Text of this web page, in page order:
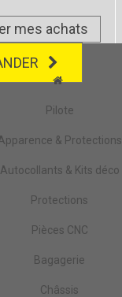
mes achats
Pilote
& Protections
Autocollants & Kits déco
Protections
Pièces CNC
Bagagerie
Châssis